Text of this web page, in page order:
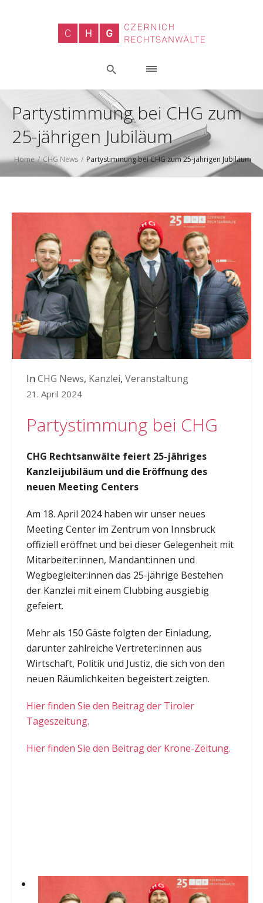
Partystimmung bei CHG zum
25-jährigen Jubiläum
Home /CHG News / Partystimmung bei CHG zum 25-jährigen Jubiläum
In CHG News, Kanzlei, Veranstaltung
21. April 2024
Partystimmung bei CHG
CHG Rechtsanwälte feiert 25-jähriges
Kanzleijubiläum und die Eröffnung des
neuen Meeting Centers
Am 18. April 2024 haben wir unser neues
Meeting Center im Zentrum von Innsbruck
offiziell eröffnet und bei dieser Gelegenheit mit
Mitarbeiter:innen, Mandant:innen und
Wegbegleiter:innen das 25-jährige Bestehen
der Kanzlei mit einem Clubbing ausgiebig
gefeiert.
Mehr als 150 Gäste folgten der Einladung,
darunter zahlreiche Vertreter:innen aus
Wirtschaft, Politik und Justiz, die sich von den
neuen Räumlichkeiten begeistert zeigten.
Hier finden Sie den Beitrag der Tiroler
Tageszeitung.
Hier finden Sie den Beitrag der Krone-Zeitung.